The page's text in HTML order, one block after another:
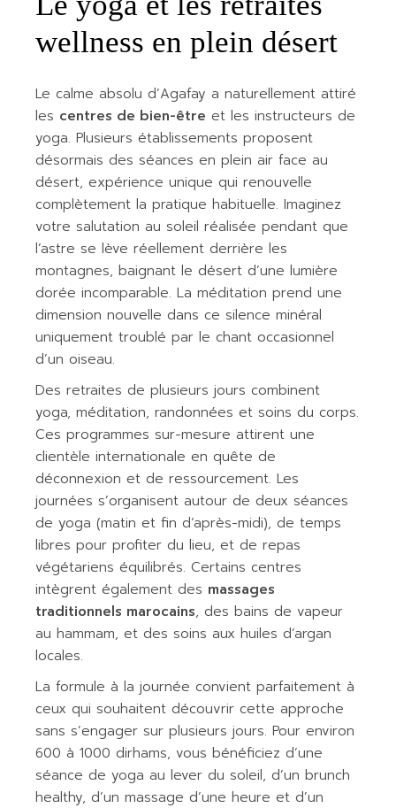
wellness en plein désert
Le calme absolu d’Agafay a naturellement attiré
les centres de bien-être et les instructeurs de
yoga. Plusieurs établissements proposent
désormais des séances en plein air face au
désert, expérience unique qui renouvelle
complètement la pratique habituelle. Imaginez
votre salutation au soleil réalisée pendant que
l’astre se lève réellement derrière les
montagnes, baignant le désert d’une lumière
dorée incomparable. La méditation prend une
dimension nouvelle dans ce silence minéral
uniquement troublé par le chant occasionnel
d’un oiseau.
Des retraites de plusieurs jours combinent
yoga, méditation, randonnées et soins du corps.
Ces programmes sur-mesure attirent une
clientèle internationale en quête de
déconnexion et de ressourcement. Les
journées s’organisent autour de deux séances
de yoga (matin et fin d’après-midi), de temps
libres pour profiter du lieu, et de repas
végétariens équilibrés. Certains centres
intègrent également des massages
traditionnels marocains, des bains de vapeur
au hammam, et des soins aux huiles d’argan
locales.
La formule à la journée convient parfaitement à
ceux qui souhaitent découvrir cette approche
sans s’engager sur plusieurs jours. Pour environ
600 à 1000 dirhams, vous bénéficiez d’une
séance de yoga au lever du soleil, d’un brunch
healthy, d’un massage d’une heure et d’un